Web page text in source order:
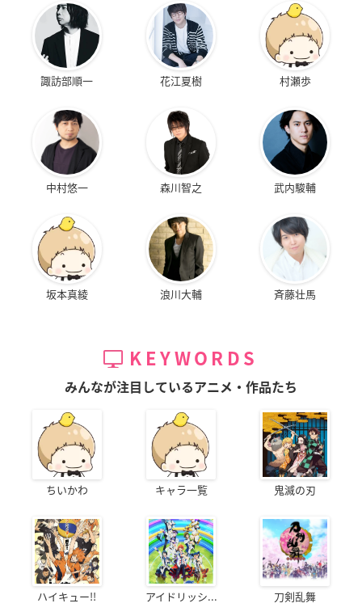
諏訪部順一 花江夏樹 村瀬歩
中村悠一 森川智之 武内駿輔
坂本真綾 浪川大輔 斉藤壮馬
KEYWORDS
みんなが注目しているアニメ・作品たち
ちいかわ キャラ一覧 鬼滅の刃
ハイキュー!! アイドリッシ... 刀剣乱舞